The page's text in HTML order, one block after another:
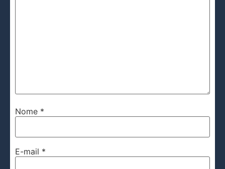
Nome *
E-mail *